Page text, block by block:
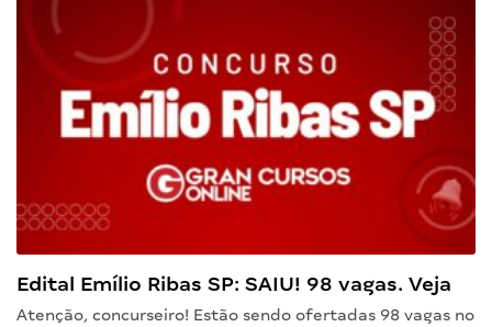
Edital Emílio Ribas SP: SAIU! 98 vagas. Veja
Atenção, concurseiro! Estão sendo ofertadas 98 vagas no